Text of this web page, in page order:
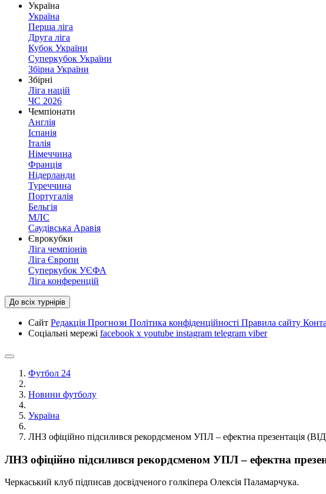
Україна
Україна
Перша ліга
Друга ліга
Кубок України
Суперкубок України
Збірна України
Збірні
Ліга націй
ЧС 2026
Чемпіонати
Англія
Іспанія
Італія
Німеччина
Франція
Нідерланди
Туреччина
Португалія
Бельгія
МЛС
Саудівська Аравія
Єврокубки
Ліга чемпіонів
Ліга Європи
Суперкубок УЄФА
Ліга конференцій
До всіх турнірів
Сайт Редакція Прогнози Політика конфіденційності Правила сайту
Соціальні мережі facebook x youtube instagram telegram viber
Футбол 24
Новини футболу
Україна
ЛНЗ офіційно підсилився рекордсменом УПЛ – ефектна презентація
ЛНЗ офіційно підсилився рекордсменом УПЛ – ефектна
Черкаський клуб підписав досвідченого голкіпера Олексія Паламарчука.